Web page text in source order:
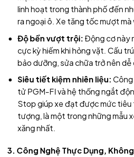
linh hoạt trong thành phố đến
ra ngoại ô. Xe tăng tốc mượt mà
Độ bền vượt trội:Động cơ này
cực kỳ hiếm khi hỏng vặt. Cấu
bảo dưỡng, sửa chữa trở nên dễ
Siêu tiết kiệm nhiên liệu:
tử PGM-FI và hệ thống ngắt
Stop giúp xe đạt được mức tiêu
tượng, là một trong những mẫu
xăng nhất.
3. Công Nghệ Thực Dụng, Không